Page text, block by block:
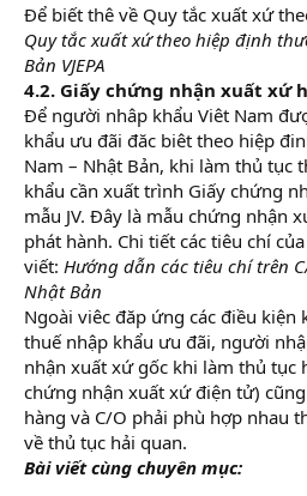
Để biết thê về Quy tắc xuất xứ
Quy tắc xuất xứ theo hiệp định
Bản VJEPA
4.2. Giấy chứng nhận xuất xứ
Để người nhâp khẩu Viêt Nam
khẩu ưu đãi đăc biêt theo hiệp
Nam – Nhật Bản, khi làm thủ tục
khẩu cần xuất trình Giấy chứng
mẫu JV. Đây là mẫu chứng nhận
phát hành. Chi tiết các tiêu chí
viết: Hướng dẫn các tiêu chí trên
Nhật Bản
Ngoài viêc đăp ứng các điều kiện
thuế nhập khẩu ưu đãi, người
nhận xuất xứ gốc khi làm thủ
chứng nhận xuất xứ điện tử)
hàng và C/O phải phù hợp nhau
về thủ tục hải quan.
Bài viết cùng chuyên mục: